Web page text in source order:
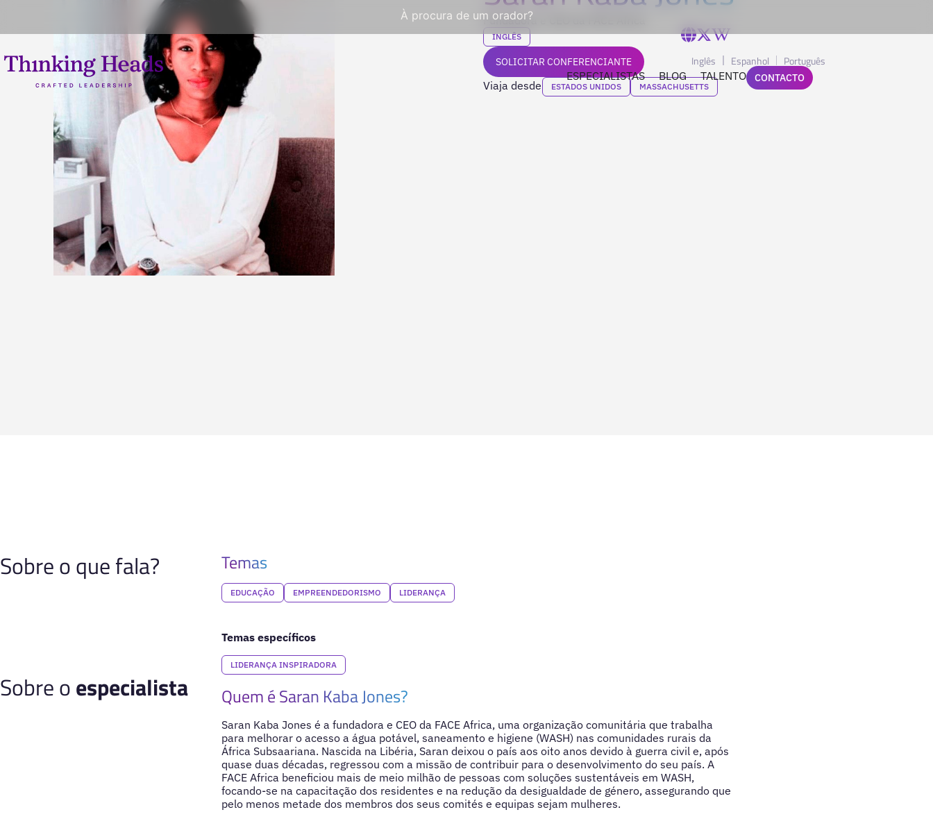
À procura de um orador?
ESPECIALISTAS BLOG TALENTO
Inglês Espanhol Português
CONTACTO
Fundadora e CEO da FACE Africa
INGLÊS
SOLICITAR CONFERENCIANTE
Viaja desde ESTADOS UNIDOS MASSACHUSETTS
Sobre o que fala? Temas
EDUCAÇÃO EMPREENDEDORISMO LIDERANÇA
Temas específicos
LIDERANÇA INSPIRADORA
Sobre oespecialista Quem é Saran Kaba Jones?
Saran Kaba Jones é a fundadora e CEO da FACE Africa, uma organização comunitária que trabalha
para melhorar o acesso a água potável, saneamento e higiene (WASH) nas comunidades rurais da
África Subsaariana. Nascida na Libéria, Saran deixou o país aos oito anos devido à guerra civil e, após
quase duas décadas, regressou com a missão de contribuir para o desenvolvimento do seu país. A
FACE Africa beneficiou mais de meio milhão de pessoas com soluções sustentáveis em WASH,
focando-se na capacitação dos residentes e na redução da desigualdade de género, assegurando que
pelo menos metade dos membros dos seus comités e equipas sejam mulheres.